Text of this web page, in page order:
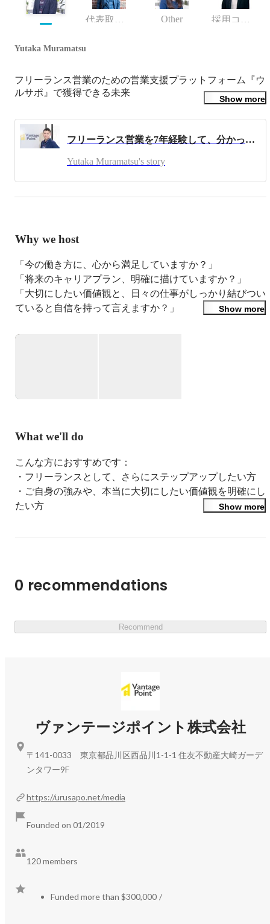
代表取締役 副社長 Other 採用コンサルタント
Yutaka Muramatsu
フリーランス営業のための営業支援プラットフォーム『ウ
ルサポ』で獲得できる未来
ができる
02.Lifetime learning ｌ 生涯、学び続けることができる
扱うことができる
04.Professional＆Expert ｌ プロの専門家として、顧客から
07.Share goals ｌ 同じ目標、志を持った仲間ができる
09.Build assets ｌ 資産を構築することができる
10.Find Your Possibilities ｌ セールス、チームマネジメン
ト、新規事業チャンレジを選択することができる
11.Proud of Freelance ｌ フリーランスとして誇りを持て
Show more
フリーランス営業を7年経験して、分かったこと
Yutaka Muramatsu's story
Why we host
「今の働き方に、心から満足していますか？」
「将来のキャリアプラン、明確に描けていますか？」
「大切にしたい価値観と、日々の仕事がしっかり結びつい
ていると自信を持って言えますか？」
もし少しでも迷いや模索する気持ちがあるなら、一度立ち
私たちウルサポは、「フリーランス営業のための営業支援
その中で強く感じるのは、自分自身の価値観を深く理解し
要であるということです。
そこでこの度、ウルサポの担当者が直接お話を伺いなが
ら、あなたの価値観や考えを整理し、言語化するお手伝い
様がご自身のキャリアを最適化するためのヒントをご提供
単なるサービス紹介に留まらず、皆様一人ひとりがご自身
このミートアップで得られること：
・ウルサポの事業戦略と理念の理解: 私たちがフリーラン
仕組みと背景にある想いをご理解いただけます。
・「人生×仕事」を最適化する思考法: ご自身の価値観を整
理し、仕事と人生の理想的なバランスを見つけるためのフ
レームワークを学べます。
げたフリーランスの事例をご紹介します。
具体的なアクションへのヒント: 今後のキャリアをより良
れません。
Show more
What we'll do
こんな方におすすめです：
・フリーランスとして、さらにステップアップしたい方
・ご自身の強みや、本当に大切にしたい価値観を明確にし
たい方
見も聞いてみたい方
・現状の働き方に課題を感じ、新しい可能性を探している
方
会を提供し続ける」のか具体的に知りたい方
・：『人生×仕事』を最適化する考え方
・ウルサポ事業説明
ーサービス概要と具体的なサポート内容
ー成功事例のご紹介
・個別面談のご案内
・持ち物: 筆記用具、リラックスした気持ち
局
私たちは、ウルサポが単なる営業支援プラットフォームで
はなく、「働く一人ひとりがビジネスを通じて自らのアイ
Show more
0 recommendations
Recommend
ヴァンテージポイント株式会社
https://urusapo.net/media
Founded on 01/2019
120 members
Funded more than $300,000 /
〒141-0033 東京都品川区西品川1-1-1 住友不動産大崎ガーデ
ンタワー9F